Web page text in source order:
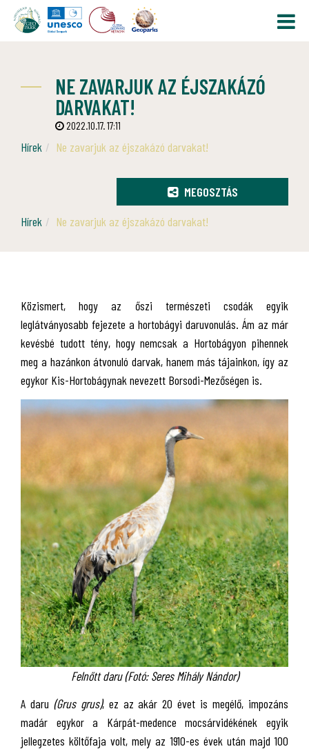
NE ZAVARJUK AZ ÉJSZAKÁZÓ
DARVAKAT!
2022.10.17. 17:11
Hírek Ne zavarjuk az éjszakázó darvakat!
MEGOSZTÁS
Hírek
Ne zavarjuk az éjszakázó darvakat!
Közismert, hogy az őszi természeti csodák egyik
leglátványosabb fejezete a hortobágyi daruvonulás. Ám az már
kevésbé tudott tény, hogy nemcsak a Hortobágyon pihennek
meg a hazánkon átvonuló darvak, hanem más tájainkon, így az
egykor Kis-Hortobágynak nevezett Borsodi-Mezőségen is.
Felnőtt daru (Fotó: Seres Mihály Nándor)
A daru (Grus grus), ez az akár 20 évet is megélő, impozáns
madár egykor a Kárpát-medence mocsárvidékének egyik
jellegzetes költőfaja volt, mely az 1910-es évek után majd 100